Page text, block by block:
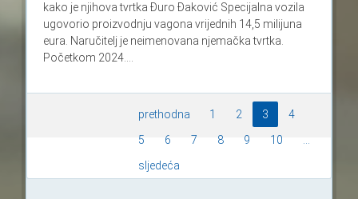
kako je njihova tvrtka Đuro Đaković Specijalna vozila
ugovorio proizvodnju vagona vrijednih 14,5 milijuna
eura. Naručitelj je neimenovana njemačka tvrtka.
Početkom 2024....
prethodna 1 2 3
4
5
6 7 8 9 10
sljedeća